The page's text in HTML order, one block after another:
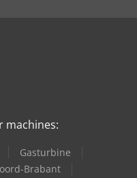
machines:
Gasturbine
Brabant